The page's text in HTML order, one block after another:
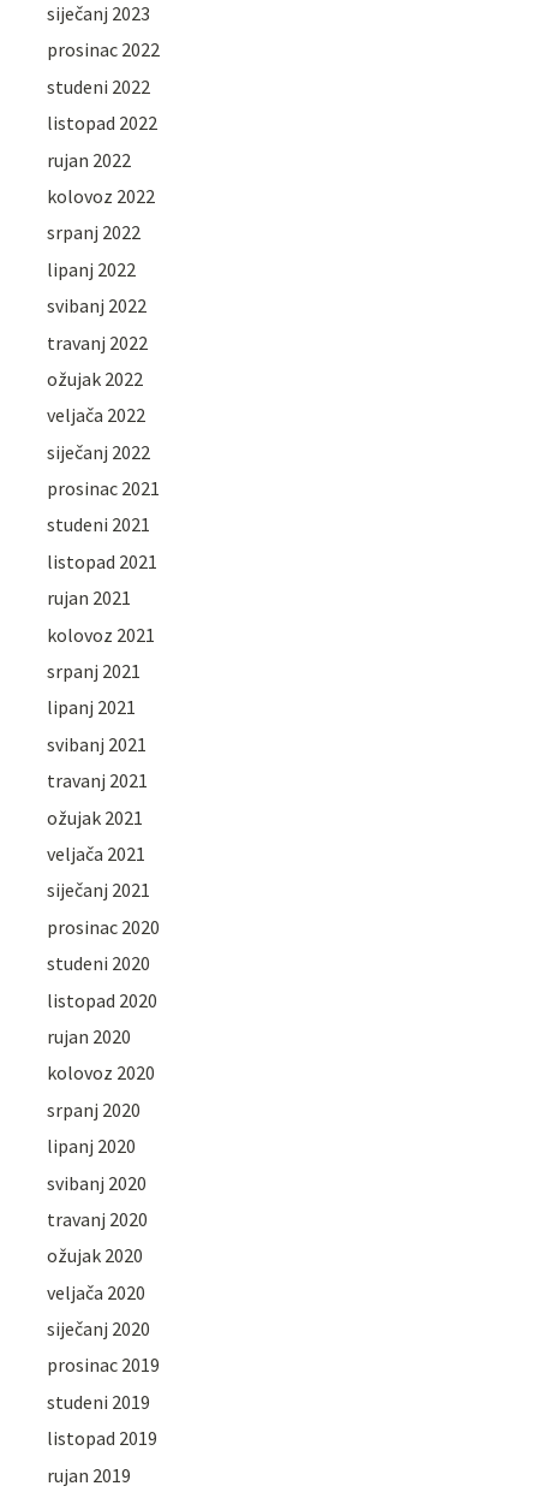
siječanj 2023
prosinac 2022
studeni 2022
listopad 2022
rujan 2022
kolovoz 2022
srpanj 2022
lipanj 2022
svibanj 2022
travanj 2022
ožujak 2022
veljača 2022
siječanj 2022
prosinac 2021
studeni 2021
listopad 2021
rujan 2021
kolovoz 2021
srpanj 2021
lipanj 2021
svibanj 2021
travanj 2021
ožujak 2021
veljača 2021
siječanj 2021
prosinac 2020
studeni 2020
listopad 2020
rujan 2020
kolovoz 2020
srpanj 2020
lipanj 2020
svibanj 2020
travanj 2020
ožujak 2020
veljača 2020
siječanj 2020
prosinac 2019
studeni 2019
listopad 2019
rujan 2019